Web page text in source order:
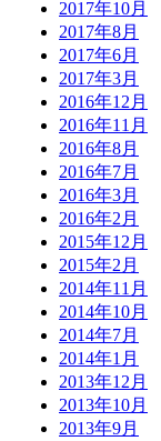
2017年10月
2017年8月
2017年6月
2017年3月
2016年12月
2016年11月
2016年8月
2016年7月
2016年3月
2016年2月
2015年12月
2015年2月
2014年11月
2014年10月
2014年7月
2014年1月
2013年12月
2013年10月
2013年9月